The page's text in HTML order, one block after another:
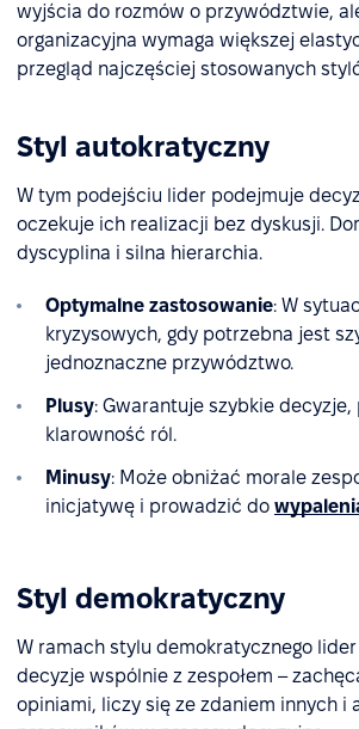
wyjścia do rozmów o przywództwie,
organizacyjna wymaga większej
przegląd najczęściej stosowanych
Styl autokratyczny
W tym podejściu lider podejmuje
oczekuje ich realizacji bez dyskusji.
dyscyplina i silna hierarchia.
Optymalne zastosowanie: W
kryzysowych, gdy potrzebna jest
jednoznaczne przywództwo.
Plusy: Gwarantuje szybkie decyzje,
klarowność ról.
Minusy: Może obniżać morale
inicjatywę i prowadzić do
Styl demokratyczny
W ramach stylu demokratycznego
decyzje wspólnie z zespołem –
opiniami, liczy się ze zdaniem innych i